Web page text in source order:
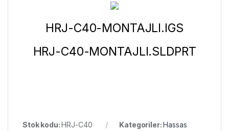
HRJ-C40-MONTAJLI.IGS
HRJ-C40-MONTAJLI.SLDPRT
Stok kodu:HRJ-C40 Kategoriler:Hassas